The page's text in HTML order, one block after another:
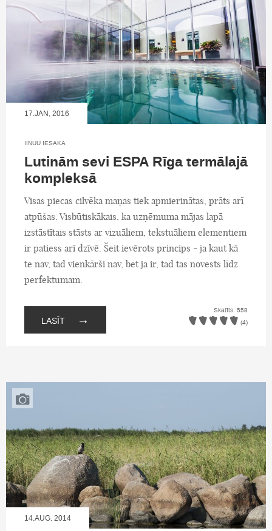
17.JAN, 2016
IINUU IESAKA
Lutinām sevi ESPA Rīga termālajā
kompleksā
Visas piecas cilvēka maņas tiek apmierinātas, prāts arī
atpūšas. Visbūtiskākais, ka uzņēmuma mājas lapā
izstāstītais stāsts ar vizuāliem, tekstuāliem elementiem
ir patiess arī dzīvē. Šeit ievērots princips - ja kaut kā
te nav, tad vienkārši nav, bet ja ir, tad tas novests līdz
perfektumam.
LASĪT →
Skatīts: 558
(4)
14.AUG, 2014